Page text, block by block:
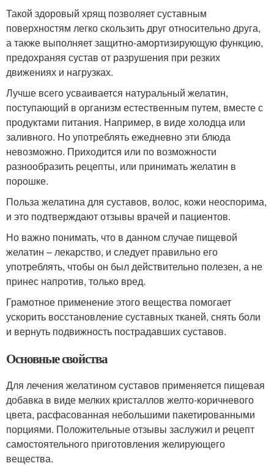
Такой здоровый хрящ позволяет суставным
поверхностям легко скользить друг относительно друга,
а также выполняет защитно-амортизирующую функцию,
предохраняя сустав от разрушения при резких
движениях и нагрузках.
Лучше всего усваивается натуральный желатин,
поступающий в организм естественным путем, вместе с
продуктами питания. Например, в виде холодца или
заливного. Но употреблять ежедневно эти блюда
невозможно. Приходится или по возможности
разнообразить рецепты, или принимать желатин в
порошке.
Польза желатина для суставов, волос, кожи неоспорима,
и это подтверждают отзывы врачей и пациентов.
Но важно понимать, что в данном случае пищевой
желатин – лекарство, и следует правильно его
употреблять, чтобы он был действительно полезен, а не
принес напротив, только вред.
Грамотное применение этого вещества помогает
ускорить восстановление суставных тканей, снять боли
и вернуть подвижность пострадавших суставов.
Основные свойства
Для лечения желатином суставов применяется пищевая
добавка в виде мелких кристаллов желто-коричневого
цвета, расфасованная небольшими пакетированными
порциями. Положительные отзывы заслужил и рецепт
самостоятельного приготовления желирующего
вещества.